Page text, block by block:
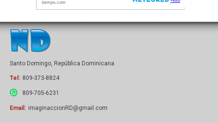
Santo Domingo, República Dominicana
Tel: 809-373-8824
809-705-6231
Email: imaginaccionRD@gmail.com